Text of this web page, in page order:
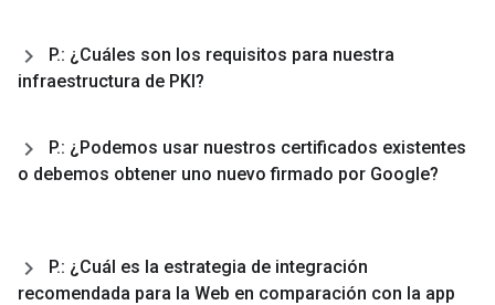
P.: ¿Cuáles son los requisitos para nuestra
infraestructura de PKI?
P.: ¿Podemos usar nuestros certificados existentes
o debemos obtener uno nuevo firmado por Google?
P.: ¿Cuál es la estrategia de integración
recomendada para la Web en comparación con la app